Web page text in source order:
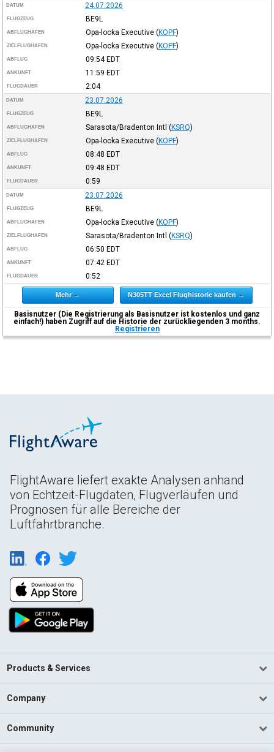
DATUM 24.07.2026
FLUGZEUG BE9L
ABFLUGHAFEN Opa-locka Executive (KOPF)
ZIELFLUGHAFEN Opa-locka Executive (KOPF)
ABFLUG 09:54EDT
ANKUNFT 11:59 EDT
FLUGDAUER 2:04
DATUM 23.07.2026
FLUGZEUG BE9L
ABFLUGHAFEN Sarasota/Bradenton Intl (KSRQ)
ZIELFLUGHAFEN Opa-locka Executive (KOPF)
ABFLUG 08:48 EDT
ANKUNFT 09:48 EDT
FLUGDAUER 0:59
DATUM 23.07.2026
FLUGZEUG BE9L
ABFLUGHAFEN Opa-locka Executive (KOPF)
ZIELFLUGHAFEN Sarasota/Bradenton Intl (KSRQ)
ABFLUG 06:50 EDT
ANKUNFT 07:42 EDT
FLUGDAUER 0:52
Mehr → N305TT Excel Flughistorie kaufen →
Basisnutzer (Die Registrierung als Basisnutzer ist kostenlos und ganz
einfach!) haben Zugriff auf die Historie der zurückliegenden 3 months.
Registrieren
FlightAware liefert exakte Analysen anhand
von Echtzeit-Flugdaten, Flugverläufen und
Prognosen für alle Bereiche der
Luftfahrtbranche.
Products & Services
Company
Community